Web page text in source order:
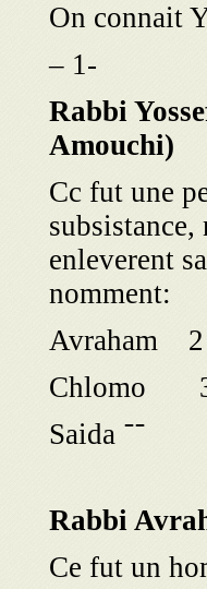
On connait
-1 –
Rabbi
Amouchi)
Cc fut une
enleverent
nomment:
Avraham 2
Chlomo
Saida ־־
Rabbi
Ce fut un